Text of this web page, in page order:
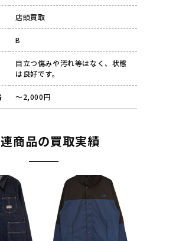
店頭買取
B
目立つ傷みや汚れ等はなく、状態
は良好です。
～2,000円
商品の買取実績